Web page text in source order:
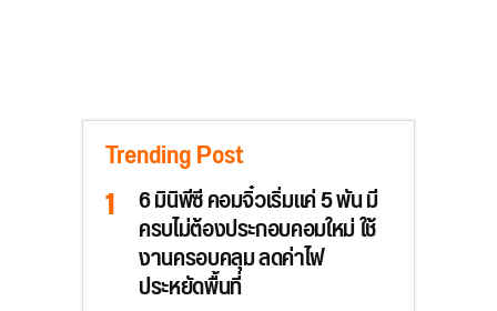
Trending Post
6 มินิพีซี คอมจิ๋วเริ่มแค่ 5 พัน มี
ครบไม่ต้องประกอบคอมใหม่ ใช้
งานครอบคลุม ลดค่าไฟ
ประหยัดพื้นที่